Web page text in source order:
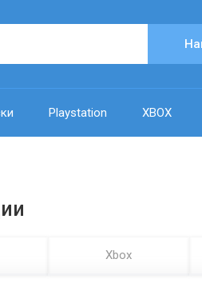
Playstation XBOX
Xbox